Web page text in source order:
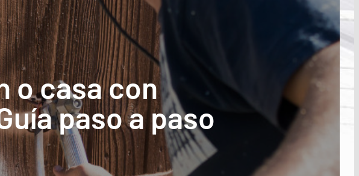
o casa con
paso a paso